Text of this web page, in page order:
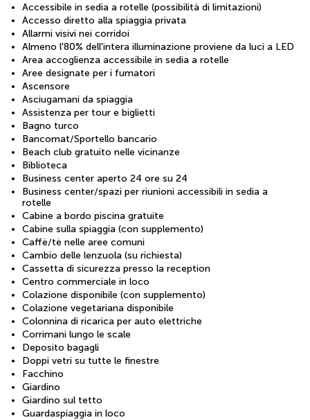
Accessibile in sedia a rotelle (possibilità di limitazioni)
Accesso diretto alla spiaggia privata
Allarmi visivi nei corridoi
Almeno l'80% dell'intera illuminazione proviene da luci a LED
Area accoglienza accessibile in sedia a rotelle
Aree designate per i fumatori
Ascensore
Asciugamani da spiaggia
Assistenza per tour e biglietti
Bagno turco
Bancomat/Sportello bancario
Beach club gratuito nelle vicinanze
Biblioteca
Business center aperto 24 ore su 24
Business center/spazi per riunioni accessibili in sedia a
rotelle
Cabine a bordo piscina gratuite
Cabine sulla spiaggia (con supplemento)
Caffè/tè nelle aree comuni
Cambio delle lenzuola (su richiesta)
Cassetta di sicurezza presso la reception
Centro commerciale in loco
Colazione disponibile (con supplemento)
Colazione vegetariana disponibile
Colonnina di ricarica per auto elettriche
Corrimani lungo le scale
Deposito bagagli
Doppi vetri su tutte le finestre
Facchino
Giardino
Giardino sul tetto
Guardaspiaggia in loco